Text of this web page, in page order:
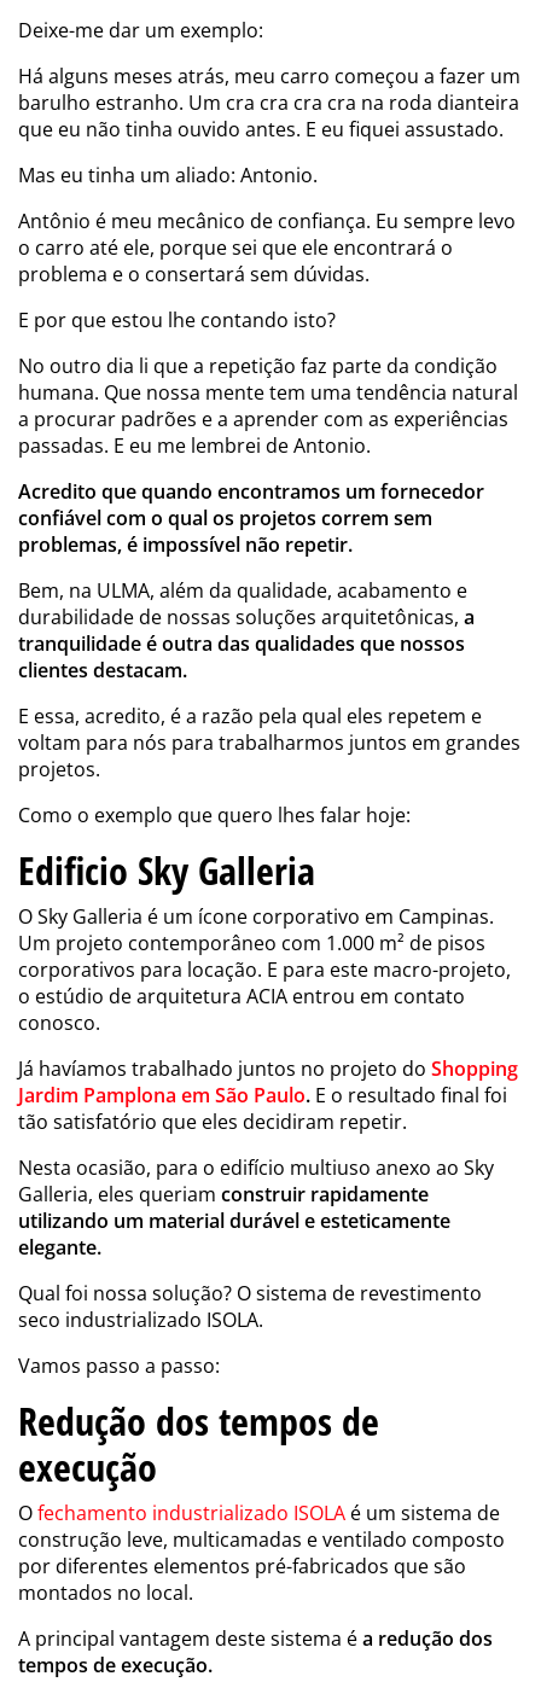
Deixe-me dar um exemplo:
Há alguns meses atrás, meu carro começou a fazer um
barulho estranho. Um cra cra cra cra na roda dianteira
que eu não tinha ouvido antes. E eu fiquei assustado.
Mas eu tinha um aliado: Antonio.
Antônio é meu mecânico de confiança. Eu sempre levo
o carro até ele, porque sei que ele encontrará o
problema e o consertará sem dúvidas.
E por que estou lhe contando isto?
No outro dia li que a repetição faz parte da condição
humana. Que nossa mente tem uma tendência natural
a procurar padrões e a aprender com as experiências
passadas. E eu me lembrei de Antonio.
Acredito que quando encontramos um fornecedor
confiável com o qual os projetos correm sem
problemas, é impossível não repetir.
Bem, na ULMA, além da qualidade, acabamento e
durabilidade de nossas soluções arquitetônicas, a
tranquilidade é outra das qualidades que nossos
clientes destacam.
E essa, acredito, é a razão pela qual eles repetem e
voltam para nós para trabalharmos juntos em grandes
projetos.
Como o exemplo que quero lhes falar hoje:
Edificio Sky Galleria
O Sky Galleria é um ícone corporativo em Campinas.
Um projeto contemporâneo com 1.000 m² de pisos
corporativos para locação. E para este macro-projeto,
o estúdio de arquitetura ACIA entrou em contato
conosco.
Já havíamos trabalhado juntos no projeto do Shopping
Jardim Pamplona em São Paulo. E o resultado final foi
tão satisfatório que eles decidiram repetir.
Nesta ocasião, para o edifício multiuso anexo ao Sky
Galleria, eles queriam construir rapidamente
utilizando um material durável e esteticamente
elegante.
Qual foi nossa solução? O sistema de revestimento
seco industrializado ISOLA.
Vamos passo a passo:
Redução dos tempos de
execução
Ofechamento industrializado ISOLA é um sistema de
construção leve, multicamadas e ventilado composto
por diferentes elementos pré-fabricados que são
montados no local.
A principal vantagem deste sistema éa redução dos
tempos de execução.